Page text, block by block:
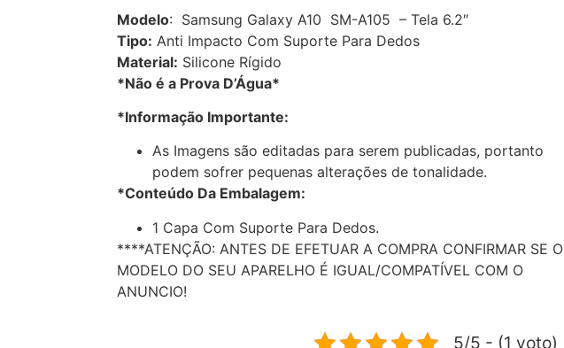
Modelo: Samsung Galaxy A10 SM-A105 – Tela 6.2″
Tipo: Anti Impacto Com Suporte Para Dedos
Material: Silicone Rígido
*Não é a Prova D’Água*
*Informação Importante:
As Imagens são editadas para serem publicadas, portanto
podem sofrer pequenas alterações de tonalidade.
*Conteúdo Da Embalagem:
1 Capa Com Suporte Para Dedos.
****ATENÇÃO: ANTES DE EFETUAR A COMPRA CONFIRMAR SE O
MODELO DO SEU APARELHO É IGUAL/COMPATÍVEL COM O
ANUNCIO!
5/5 - (1 voto)